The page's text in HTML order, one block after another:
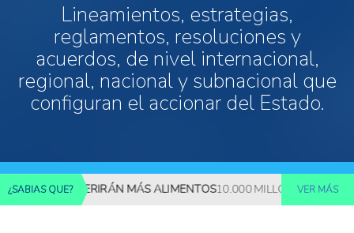
Lineamientos, estrategias,
reglamentos, resoluciones y
acuerdos, de nivel internacional,
regional, nacional y subnacional que
configuran el accionar del Estado.
¿SABIAS QUE?
REQUERIRÁN MÁS ALIMENTOS10.000 MILLONES DEVER MÁS